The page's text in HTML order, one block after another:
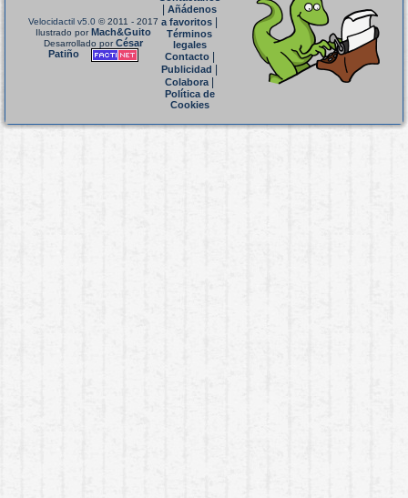
Velocidactil v5.0 © 2011 - 2017
Ilustrado porMach&Guito
Desarrollado porCésar
Patiño
Añádenos
a favoritos
Términos
legales
Contacto|
Publicidad
Colabora|
Política de
Cookies